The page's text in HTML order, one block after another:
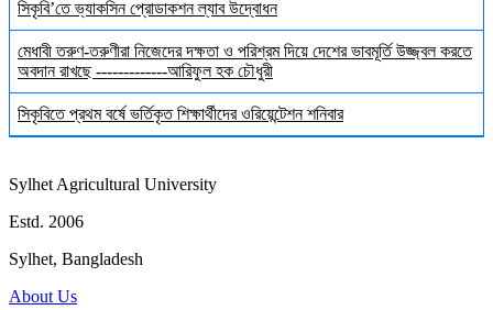
সিকৃবি’তে ভ্যাকসিন প্রোডাকশন ল্যাব উদ্বোধন
মেধাবী তরুণ-তরুণীরা নিজেদের দক্ষতা ও পরিশ্রম দিয়ে দেশের ভাবমূর্তি উজ্জ্বল করতে
অবদান রাখছে -------------আরিফুল হক চৌধুরী
সিকৃবিতে প্রথম বর্ষে ভর্তিকৃত শিক্ষার্থীদের ওরিয়েন্টেশন শনিবার
Sylhet Agricultural University
Estd. 2006
Sylhet, Bangladesh
About Us